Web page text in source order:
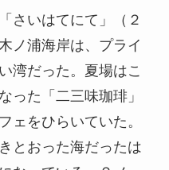
さいはてにて」（２
ノ浦海岸は、プライ
湾だった。夏場はこ
った「二三味珈琲」
ェをひらいていた。
とおった海だったは